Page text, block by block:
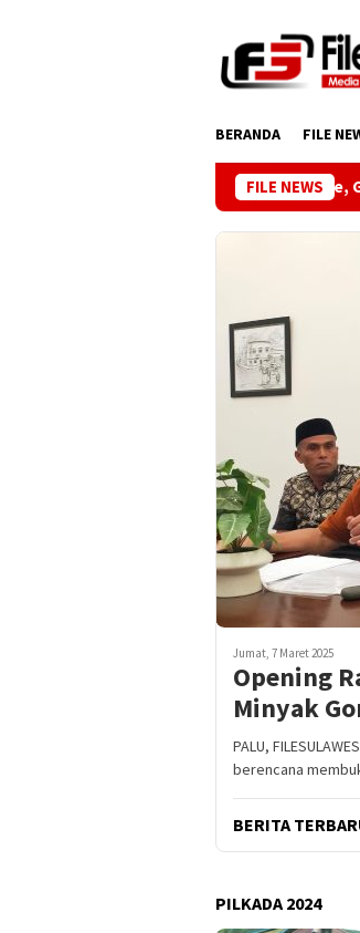
BERANDA FILE
FILE NEWS
Kunjungi Desa Mire,
Jumat, 7 Maret 2025
Opening
Minyak
PALU,
berencana
BERITA
PILKADA 2024